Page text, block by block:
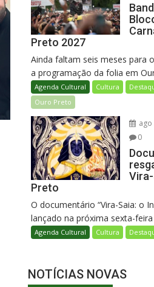
Preto 2027
Ainda faltam seis meses para
a programação da folia em
Agenda Cultural Cultura
Ouro Preto
ago
0
Preto
O documentário “Vira-Saia: o
lançado na próxima sexta-
Agenda Cultural Cultura
NOTÍCIAS NOVAS